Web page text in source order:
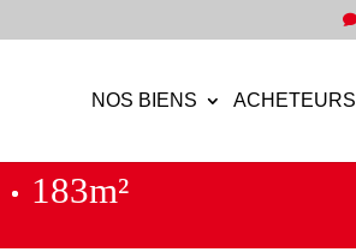
NOS BIENS ACHETEURS
183m²